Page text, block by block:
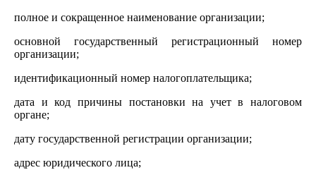
полное и сокращенное наименование организации;
основной государственный регистрационный номер
организации;
идентификационный номер налогоплательщика;
дата и код причины постановки на учет в налоговом
органе;
дату государственной регистрации организации;
адрес юридического лица;